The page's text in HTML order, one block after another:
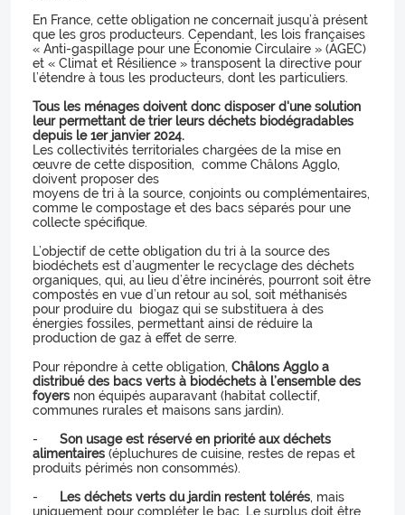
En France, cette obligation ne concernait jusqu’à présent
que les gros producteurs. Cependant, les lois françaises
« Anti-gaspillage pour une Économie Circulaire » (AGEC)
et « Climat et Résilience » transposent la directive pour
l’étendre à tous les producteurs, dont les particuliers.
Tous les ménages doivent donc disposer d'une solution
leur permettant de trier leurs déchets biodégradables
depuis le 1er janvier 2024.
Les collectivités territoriales chargées de la mise en
œuvre de cette disposition, comme Châlons Agglo,
doivent proposer des
moyens de tri à la source, conjoints ou complémentaires,
comme le compostage et des bacs séparés pour une
collecte spécifique.
L’objectif de cette obligation du tri à la source des
biodéchets est d’augmenter le recyclage des déchets
organiques, qui, au lieu d’être incinérés, pourront soit être
compostés en vue d’un retour au sol, soit méthanisés
pour produire du biogaz qui se substituera à des
énergies fossiles, permettant ainsi de réduire la
production de gaz à effet de serre.
Pour répondre à cette obligation, Châlons Agglo a
distribué des bacs verts à biodéchets à l’ensemble des
foyers non équipés auparavant (habitat collectif,
communes rurales et maisons sans jardin).
- Son usage est réservé en priorité aux déchets
alimentaires (épluchures de cuisine, restes de repas et
produits périmés non consommés).
-
Les déchets verts du jardin restent tolérés, mais
uniquement pour compléter le bac. Le surplus doit être